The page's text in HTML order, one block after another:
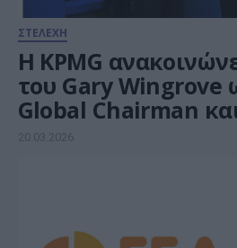
ΣΤΕΛΕΧΗ
H KPMG
του Gary Wingrove
Global Chairman
KPMG International
20.03.2026